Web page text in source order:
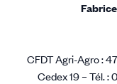
CFDT Agri-Agro :
Cedex 19 – Tél. :